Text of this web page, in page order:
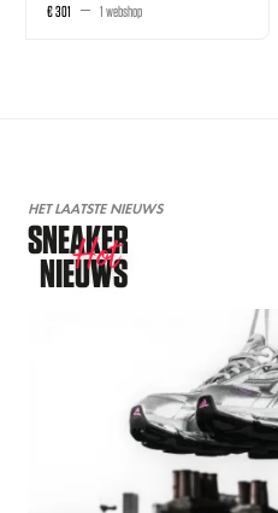
€ 301 1 webshop
HET LAATSTE NIEUWS
SNEAKER
NIEUWS
Hot